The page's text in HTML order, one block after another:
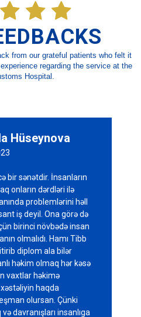
  
from our grateful patients who felt it
regarding the service at the
Hospital.
Hüseynova
bir sənətdir. İnsanların
onların dərdləri ilə
problemlərini həll
iş deyil. Ona görə də
birinci növbədə insan
olmalıdı. Hamı Tibb
diplom ala bilər
həkim olmaq hər kəsə
vaxtlar həkimə
haqda
olursan. Çünki
və davranışları insanlıga